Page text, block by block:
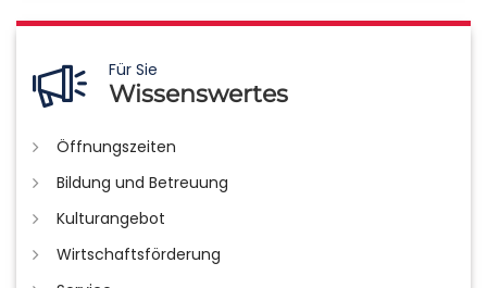
Für Sie
Wissenswertes
Öffnungszeiten
Bildung und Betreuung
Kulturangebot
Wirtschaftsförderung